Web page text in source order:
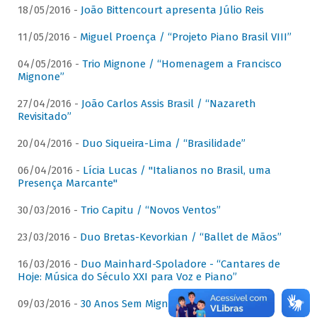
18/05/2016 - João Bittencourt apresenta Júlio Reis
11/05/2016 - Miguel Proença / “Projeto Piano Brasil VIII”
04/05/2016 - Trio Mignone / “Homenagem a Francisco
Mignone”
27/04/2016 - João Carlos Assis Brasil / “Nazareth
Revisitado”
20/04/2016 - Duo Siqueira-Lima / “Brasilidade”
06/04/2016 - Lícia Lucas / "Italianos no Brasil, uma
Presença Marcante"
30/03/2016 - Trio Capitu / “Novos Ventos”
23/03/2016 - Duo Bretas-Kevorkian / “Ballet de Mãos”
16/03/2016 - Duo Mainhard-Spoladore - “Cantares de
Hoje: Música do Século XXI para Voz e Piano”
09/03/2016 - 30 Anos Sem Mignone